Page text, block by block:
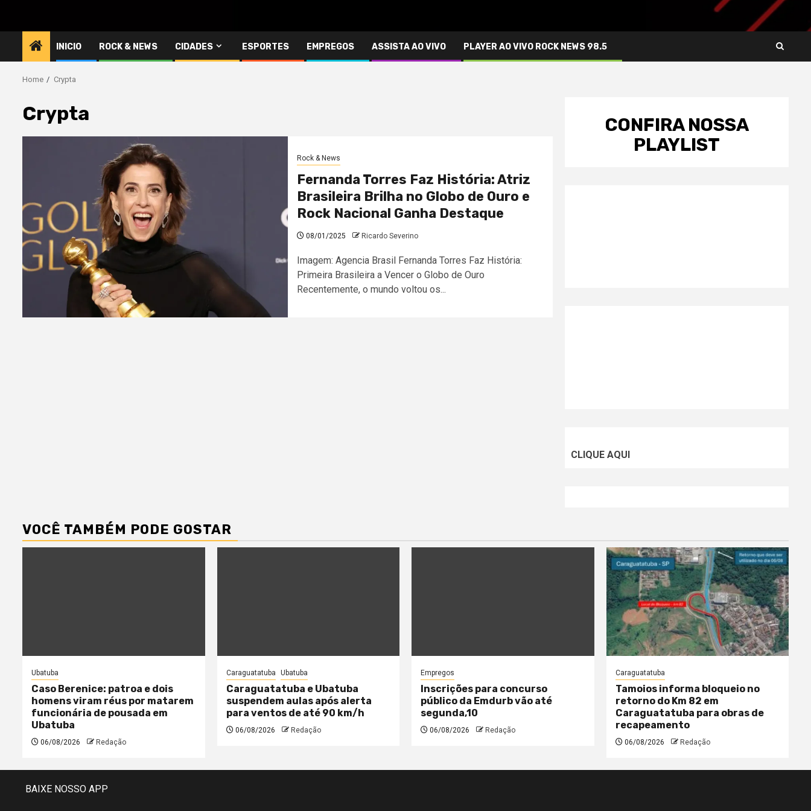
INICIO ROCK & NEWS CIDADES ESPORTES EMPREGOS ASSISTA AO VIVO PLAYER AO VIVO ROCK NEWS 98.5
Home Crypta
Crypta
Rock & News
Fernanda Torres Faz História: Atriz
Brasileira Brilha no Globo de Ouro e
Rock Nacional Ganha Destaque
08/01/2025 Ricardo Severino
Imagem: Agencia Brasil Fernanda Torres Faz História:
Primeira Brasileira a Vencer o Globo de Ouro
Recentemente, o mundo voltou os...
CONFIRA NOSSA
PLAYLIST
CLIQUE AQUI
VOCÊ TAMBÉM PODE GOSTAR
Ubatuba
Caso Berenice: patroa e dois
homens viram réus por matarem
funcionária de pousada em
Ubatuba
06/08/2026 Redação
Caraguatatuba Ubatuba
Caraguatatuba e Ubatuba
suspendem aulas após alerta
para ventos de até 90 km/h
06/08/2026 Redação
Empregos
Inscrições para concurso
público da Emdurb vão até
segunda,10
06/08/2026 Redação
Caraguatatuba
Tamoios informa bloqueio no
retorno do Km 82 em
Caraguatatuba para obras de
recapeamento
06/08/2026 Redação
BAIXE NOSSO APP